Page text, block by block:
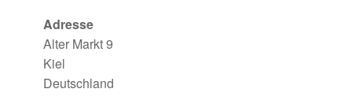
Adresse
Alter Markt 9
Kiel
Deutschland